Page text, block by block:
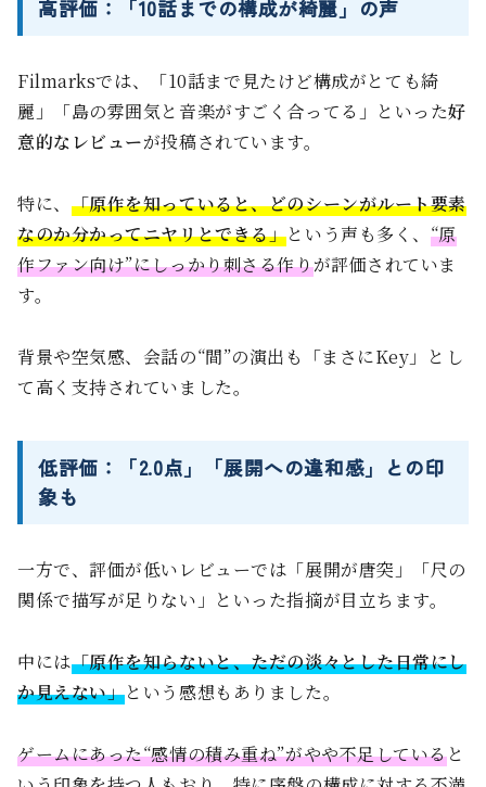
高評価：「10話までの構成が綺麗」の声
Filmarksでは、「10話まで見たけど構成がとても綺
麗」「島の雰囲気と音楽がすごく合ってる」といった好
意的なレビューが投稿されています。
特に、 「原作を知っていると、どのシーンがルート要素
なのか分かってニヤリとできる」という声も多く、 “原
作ファン向け”にしっかり刺さる作りが評価されていま
す。
背景や空気感、会話の“間”の演出も「まさにKey」とし
て高く支持されていました。
低評価：「2.0点」「展開への違和感」との印
象も
一方で、評価が低いレビューでは「展開が唐突」「尺の
関係で描写が足りない」といった指摘が目立ちます。
中には「原作を知らないと、ただの淡々とした日常にし
か見えない」という感想もありました。
ゲームにあった“感情の積み重ね”がやや不足していると